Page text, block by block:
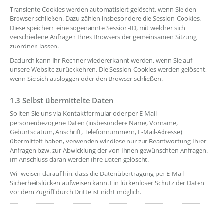
Transiente Cookies werden automatisiert gelöscht, wenn Sie den
Browser schließen. Dazu zählen insbesondere die Session-Cookies.
Diese speichern eine sogenannte Session-ID, mit welcher sich
verschiedene Anfragen Ihres Browsers der gemeinsamen Sitzung
zuordnen lassen.
Dadurch kann Ihr Rechner wiedererkannt werden, wenn Sie auf
unsere Website zurückkehren. Die Session-Cookies werden gelöscht,
wenn Sie sich ausloggen oder den Browser schließen.
??? absaetzeOben[4]/titel ???
1.3 Selbst übermittelte Daten
Sollten Sie uns via Kontaktformular oder per E-Mail
personenbezogene Daten (insbesondere Name, Vorname,
Geburtsdatum, Anschrift, Telefonnummern, E-Mail-Adresse)
übermittelt haben, verwenden wir diese nur zur Beantwortung Ihrer
Anfragen bzw. zur Abwicklung der von Ihnen gewünschten Anfragen.
Im Anschluss daran werden Ihre Daten gelöscht.
Wir weisen darauf hin, dass die Datenübertragung per E-Mail
Sicherheitslücken aufweisen kann. Ein lückenloser Schutz der Daten
vor dem Zugriff durch Dritte ist nicht möglich.